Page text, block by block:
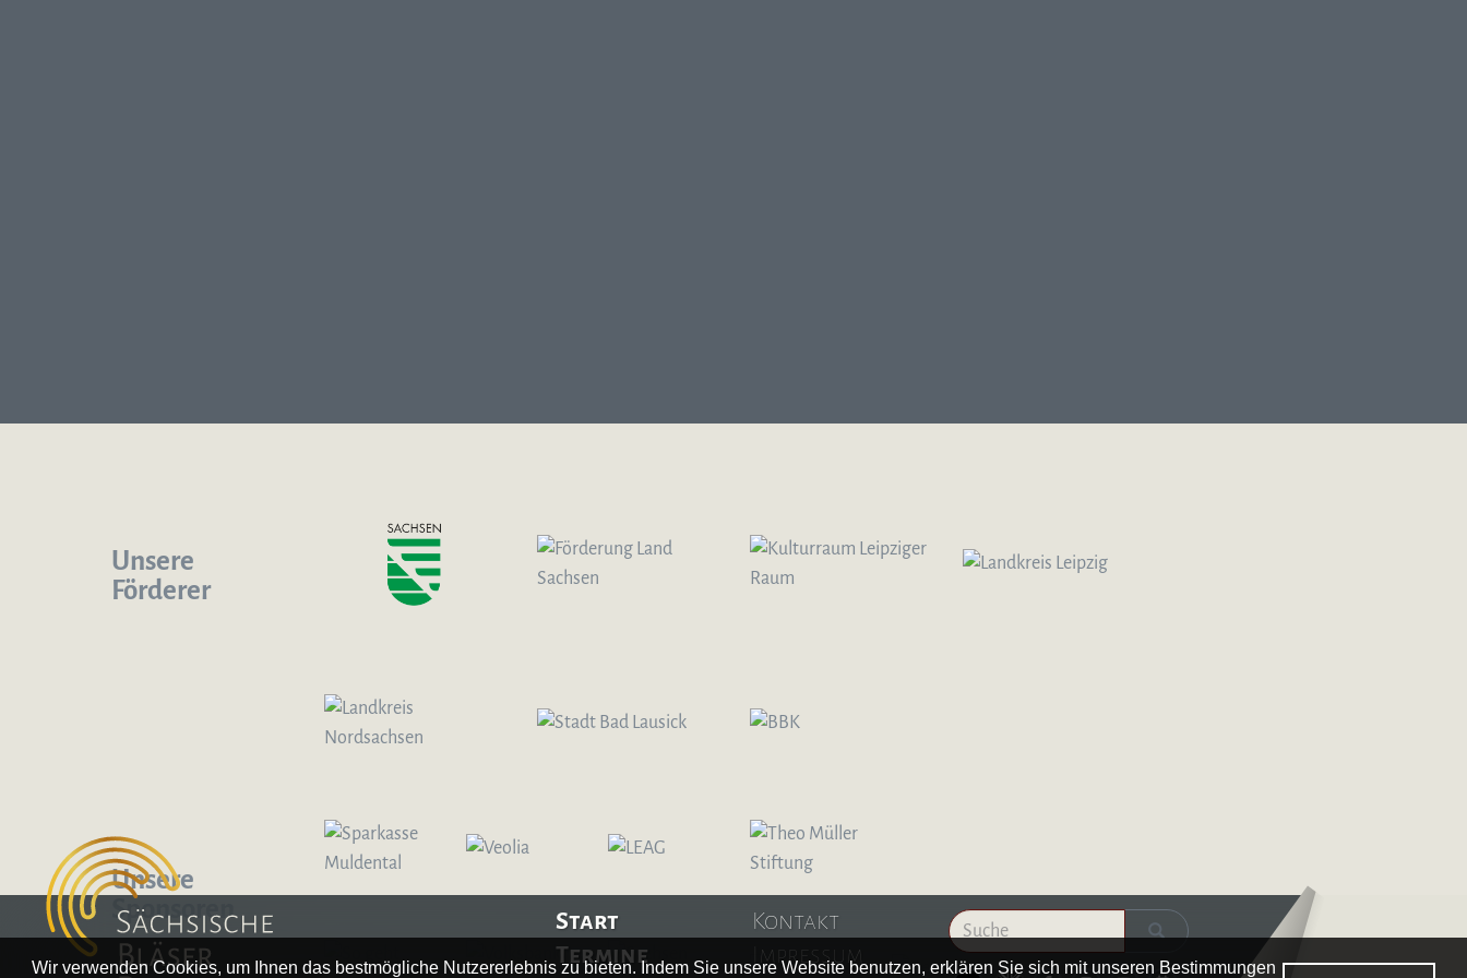
Wir verwenden Cookies, um Ihnen das bestmögliche Nutzererlebnis zu bieten. Indem Sie unsere Website benutzen, erklären Sie sich mit unseren Bestimmungen
Start
Termine
Kontakt
Impressum
Logo – Deutsche Bläserakademie
Unsere
Förderer
Unsere
Sponsoren